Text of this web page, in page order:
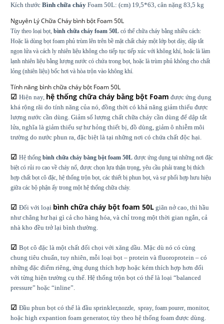
Kích thướcBình chữa cháy Foam 50L: (cm) 19,5*63, cân nặng 83,5 kg
Nguyên Lý Chữa Cháy bình bột Foam 50L
Tùy theo loại bọt,bình chữa cháy foam 50Lcó thể chữa cháy bằng nhiều cách:
Hoặc là dùng bọt foam phủ trùm lên trên bề mặt chất cháy một lớp bọt dày, dập tắt
ngọn lửa và cách ly nhiên liệu không cho tiếp tục tiếp xúc với không khí, hoặc là làm
lạnh nhiên liệu bằng lượng nước có chứa trong bọt, hoặc là trùm phủ không cho chất
lỏng (nhiên liệu) bốc hơi và hòa trộn vào không khí.
Tính năng bình chữa cháy bột Foam 50L
☑Hiện nay, hệ thống chữa cháy bằng bột Foam được ứng dụng
khá rộng rãi do tính năng của nó, đồng thời có khả năng giảm thiểu được
lượng nước cần dùng. Giảm số lượng chất chữa cháy cần dùng để dập tắt
lửa, nghĩa là giảm thiểu sự hư hỏng thiết bị, đồ dùng, giảm ô nhiễm môi
trường do nước phun ra, đặc biệt là tại những nơi có chứa chất độc hại.
☑Hệ thốngbình chữa cháy bằng bột foam 50Lđược ứng dụng tại những nơi đặc
biệt có rủi ro cao về cháy nổ, được chọn lựa thận trọng, yêu cầu phải trang bị thích
hợp chất bọt cô đặc, hệ thống trộn bọt, các thiết bị phun bọt, và sự phối hợp hưu hiệu
giữa các bộ phận ấy trong một hệ thống chữa cháy.
☑Đối với loại bình chữa cháy bột foam 50L giãn nở cao, thì hầu
như chẳng hư hại gì cả cho hàng hóa, và chỉ trong một thời gian ngắn, cả
nhà kho đều trở lại bình thường.
☑Bọt cô đặc là một chất đối chọi với xăng dầu. Mặc dù nó có cùng
chung tiêu chuẩn, tuy nhiên, mỗi loại bọt – protein và fluoroprotein – có
những đặc điểm riêng, ứng dụng thích hợp hoặc kém thích hợp hơn đối
với từng hiện trường cụ thể. Hệ thống trộn bọt có thể là loại “balanced
pressure” hoặc “inline”.
☑Đầu phun bọt có thể là đầu sprinkler,nozzle, spray,foam pourer,monitor,
hoặc high expantion foam generator, tùy theo hệ thống foam được dùng.